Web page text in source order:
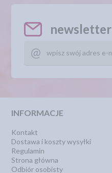
newsletter
INFORMACJE
Kontakt
Dostawa i koszty wysyłki
Regulamin
Strona główna
Odbiór osobisty